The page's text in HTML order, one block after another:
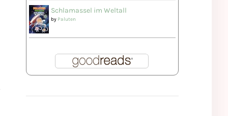
Schlamassel im Weltall
by Paluten